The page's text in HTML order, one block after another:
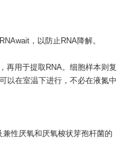
，以防止RNA降解。
再用于提取RNA。细胞样本则复
以在室温下进行，不必在液氮中
性厌氧和厌氧梭状芽孢杆菌的